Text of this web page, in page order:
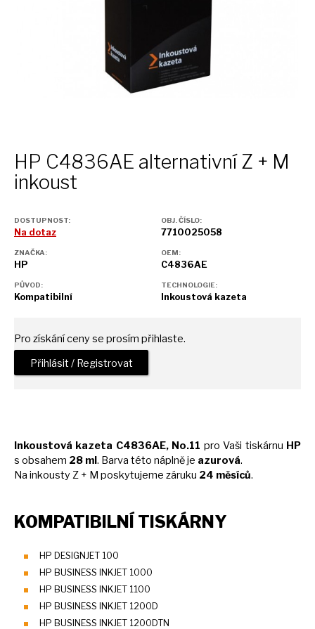
HP C4836AE alternativníZ + M
inkoust
DOSTUPNOST:
Na dotaz
OBJ. ČÍSLO:
7710025058
ZNAČKA:
HP
OEM:
C4836AE
PŮVOD:
Kompatibilní
TECHNOLOGIE:
Inkoustová kazeta
Pro získání ceny se prosím přihlaste.
Přihlásit / Registrovat
Inkoustová kazeta C4836AE, No.11 pro Vaši tiskárnu HP
s obsahem 28 ml. Barva této náplněje azurová.
Na inkousty Z + M poskytujeme záruku 24 měsíců.
KOMPATIBILNÍ TISKÁRNY
HP DESIGNJET 100
HP BUSINESS INKJET 1000
HP BUSINESS INKJET 1100
HP BUSINESS INKJET 1200D
HP BUSINESS INKJET 1200DTN